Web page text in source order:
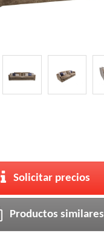
Solicitar precios
Productos similares